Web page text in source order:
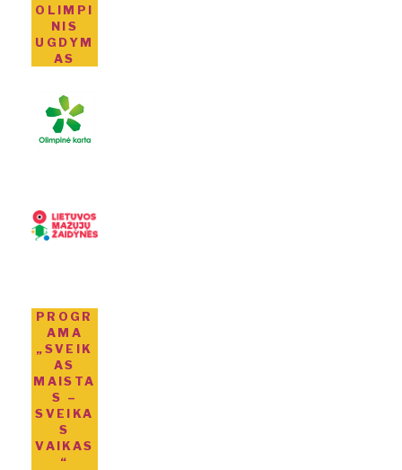
OLIMPI
NIS
UGDYM
AS
PROGR
AMA
„SVEIK
AS
MAISTA
S –
SVEIKA
S
VAIKAS
“